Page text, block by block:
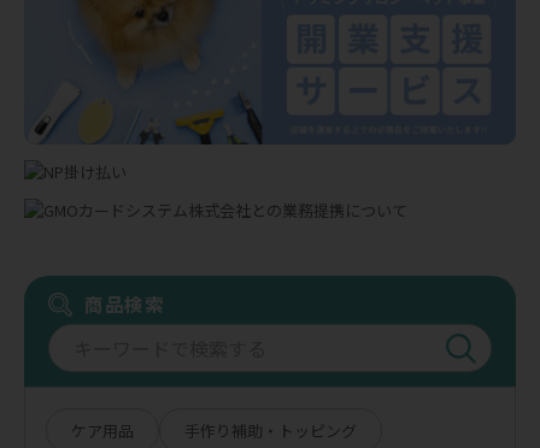
商品検索
ケア用品
手作り補助・トッピング